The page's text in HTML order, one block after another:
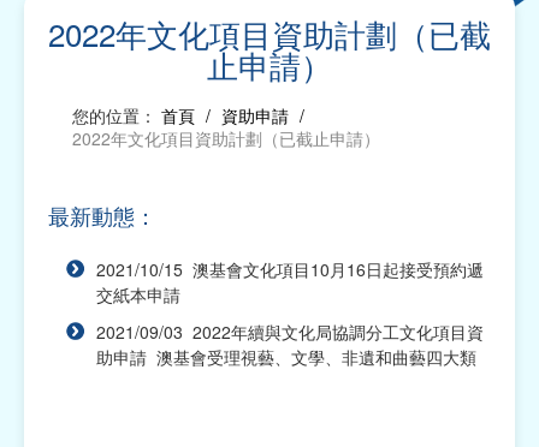
指引、表格、範例
指引、帳目計劃參照表
資助申請表格及範本
2027年福包項目資助計劃
2027年社團運作經費資助計劃
2022年文化項目資助計劃（已截
止申請）
您的位置： 首頁 / 資助申請 /
2022年文化項目資助計劃（已截止申請）
最新動態：
2021/10/15 澳基會文化項目10月16日起接受預約遞
交紙本申請
2021/09/03 2022年續與文化局協調分工文化項目資
助申請 澳基會受理視藝、文學、非遺和曲藝四大類